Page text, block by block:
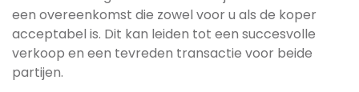
een overeenkomst die zowel voor u als de koper
acceptabel is. Dit kan leiden tot een succesvolle
verkoop en een tevreden transactie voor beide
partijen.